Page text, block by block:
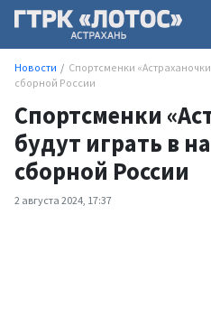
Новости
Спортсменки
сборной России
Спортсменки
будут играть в
сборной России
2 августа 2024, 17:37